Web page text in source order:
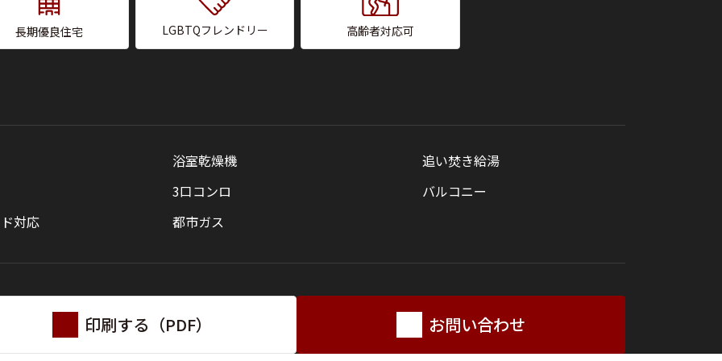
長期優良住宅 LGBTQフレンドリー 高齢者対応可
浴室乾燥機
追い焚き給湯
3口コンロ
バルコニー
対応
都市ガス
印刷する（PDF） お問い合わせ